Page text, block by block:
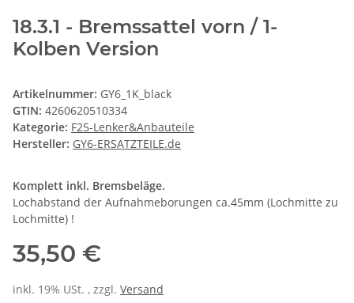
18.3.1 - Bremssattel vorn / 1-
Kolben Version
Artikelnummer: GY6_1K_black
GTIN: 4260620510334
Kategorie: F25-Lenker&Anbauteile
Hersteller: GY6-ERSATZTEILE.de
Komplett inkl. Bremsbeläge.
Lochabstand der Aufnahmeborungen ca.45mm (Lochmitte zu
Lochmitte) !
35,50 €
inkl. 19% USt. , zzgl. Versand